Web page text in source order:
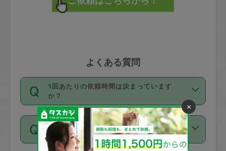
よくある質問
1回あたりの依頼時間は決まっています
か？
依頼1回につき3時間固定です。3時間を
超えて依頼したい場合は、延長機能をご
利用ください。機能をご利用いただくに
価格はどうやって決まっていますか？
×